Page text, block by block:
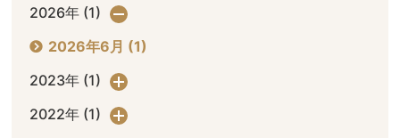
2026年 (1)
2026年6月 (1)
2023年 (1)
2022年 (1)